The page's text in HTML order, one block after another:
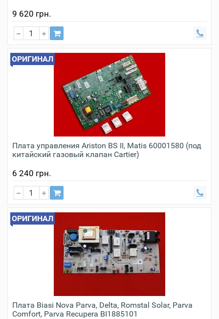
9 620 грн.
ОРИГИНАЛ
Плата управления Ariston BS II, Matis 60001580 (под
китайский газовый клапан Cartier)
6 240 грн.
ОРИГИНАЛ
Плата Biasi Nova Parva, Delta, Romstal Solar, Parva
Comfort, Parva Recupera BI1885101